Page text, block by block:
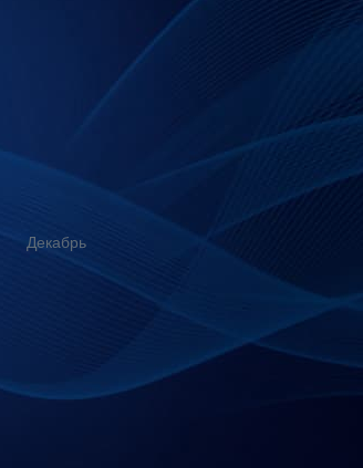
Декабрь